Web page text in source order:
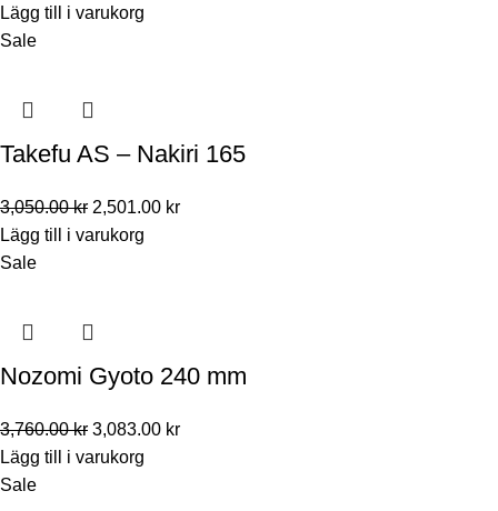
Lägg till i varukorg
Sale
Takefu AS – Nakiri 165
3,050.00kr 2,501.00 kr
Lägg till i varukorg
Sale
Nozomi Gyoto 240 mm
3,760.00kr 3,083.00 kr
Lägg till i varukorg
Sale